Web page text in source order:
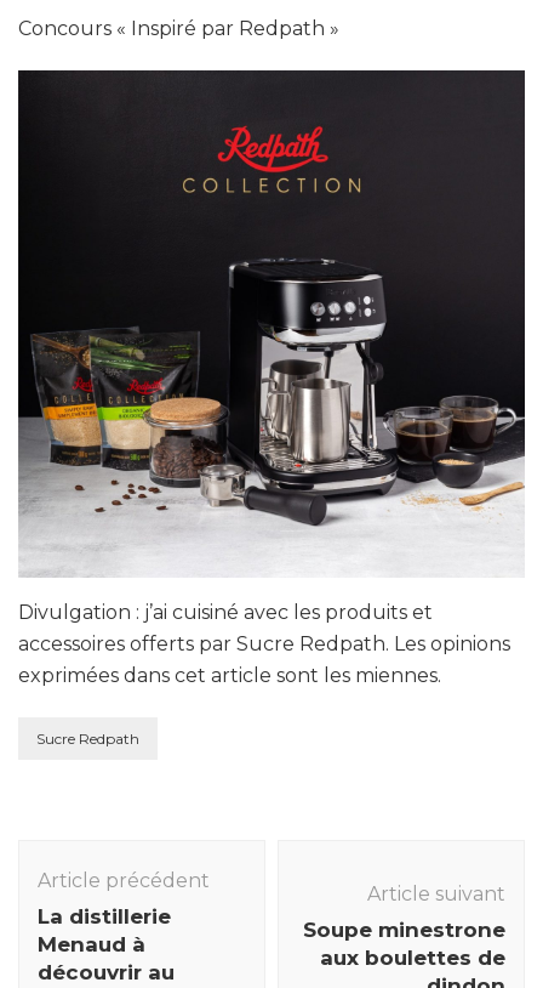
Concours « Inspiré par Redpath »
Divulgation : j’ai cuisiné avec les produits et
accessoires offerts par Sucre Redpath. Les opinions
exprimées dans cet article sont les miennes.
Sucre Redpath
des
articles
Article précédent
La distillerie
Menaud à
découvrir au
Article suivant
Soupe minestrone
aux boulettes de